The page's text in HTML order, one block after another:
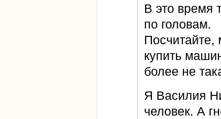
В это время
по головам.
Посчитайте,
купить
более не
Я Василия
человек. А